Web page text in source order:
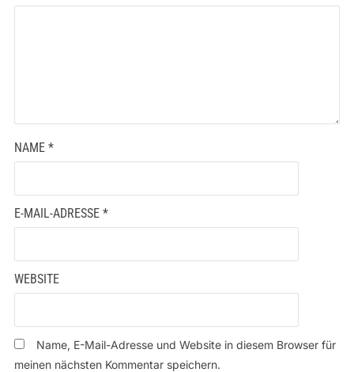
NAME *
E-MAIL-ADRESSE *
WEBSITE
Name, E-Mail-Adresse und Website in diesem Browser für
meinen nächsten Kommentar speichern.